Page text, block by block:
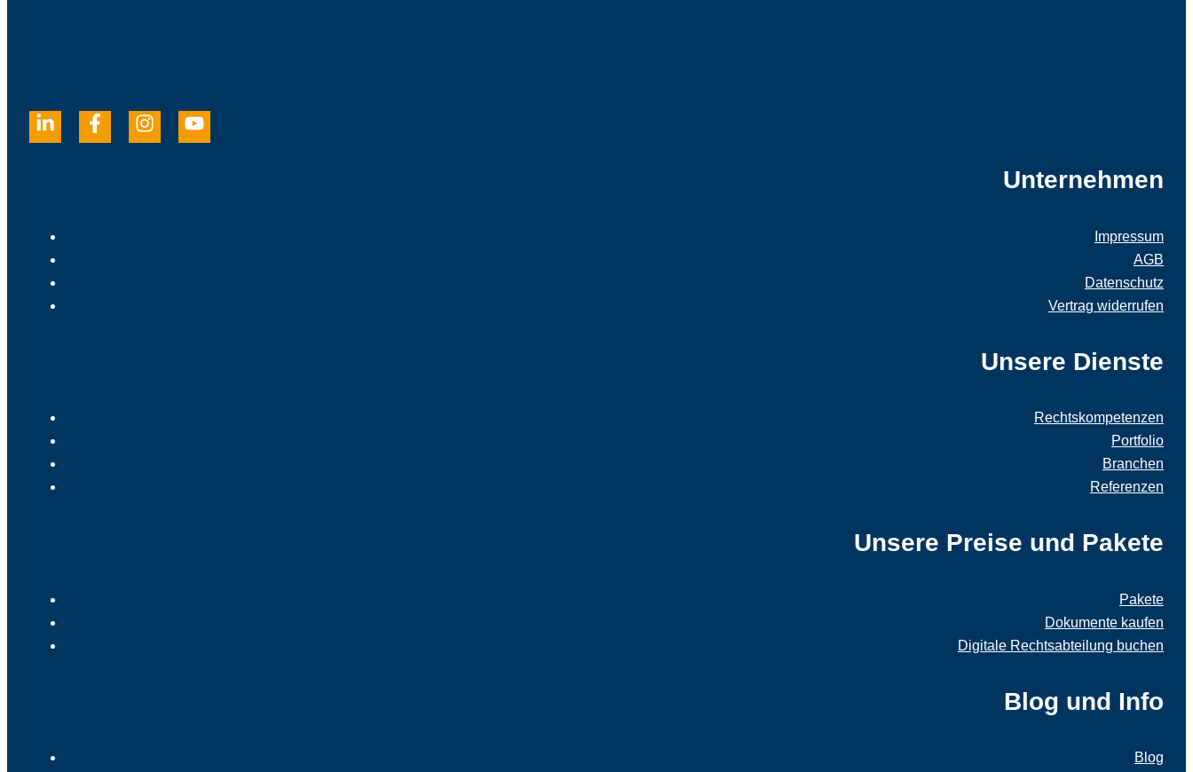
Unternehmen
Impressum
AGB
Datenschutz
Vertrag widerrufen
Unsere Dienste
Rechtskompetenzen
Portfolio
Branchen
Referenzen
Unsere Preise und Pakete
Pakete
Dokumente kaufen
Digitale Rechtsabteilung buchen
Blog und Info
Blog